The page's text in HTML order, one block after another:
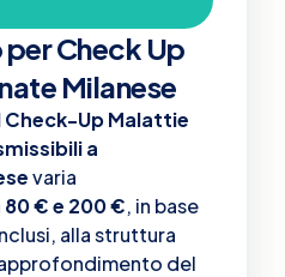
Check Up
Milanese
Up Malattie
a
varia
80 € e 200 €, in base
alla struttura
del